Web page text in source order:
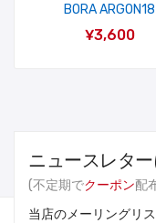
BORA ARGON18
¥3,600
ニュースレタ
(不定期でクーポン配
当店のメーリングリ